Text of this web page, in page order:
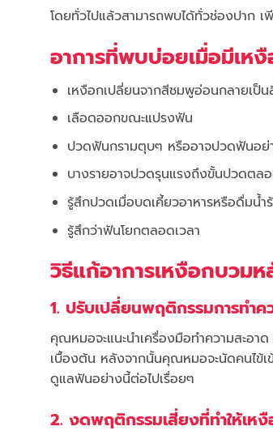
โดยทั่วไปแล้วสามารถพบได้ทั่วช่องปาก
อาการที่พบบ่อยเมื่อมีเ
เหงือกเปลี่ยนจากสีชมพูอ่อนกลายเป็น
เลือดออกขณะแปรงฟัน
ปวดฟันกรามตุบๆ หรืออาจปวดฟันอย่
บางรายอาจปวดรุนแรงถึงขั้นปวดตลอ
รู้สึกปวดเมื่อบดเคี้ยวอาหารหรือดื่มน้ำ
รู้สึกว่าฟันโยกตลอดเวลา
วิธีแก้อาการเหงือกบว
1. ปรับเปลี่ยนพฤติกรรมการทำค
คุณหมอจะแนะนำเครื่องมือทำความสะอา
เบื้องต้น หลังจากนั้นคุณหมอจะนัดคนไข้เ
ดูแลฟันอย่างนี้ต่อไปเรื่อยๆ
2. งดพฤติกรรมเสี่ยงที่ทำให้เห